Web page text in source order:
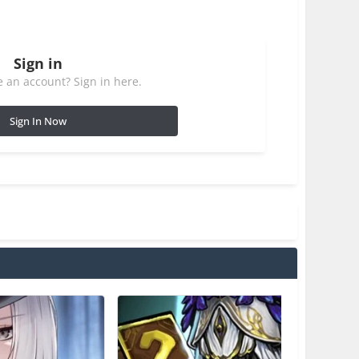
Sign in
an account? Sign in here.
Sign In Now